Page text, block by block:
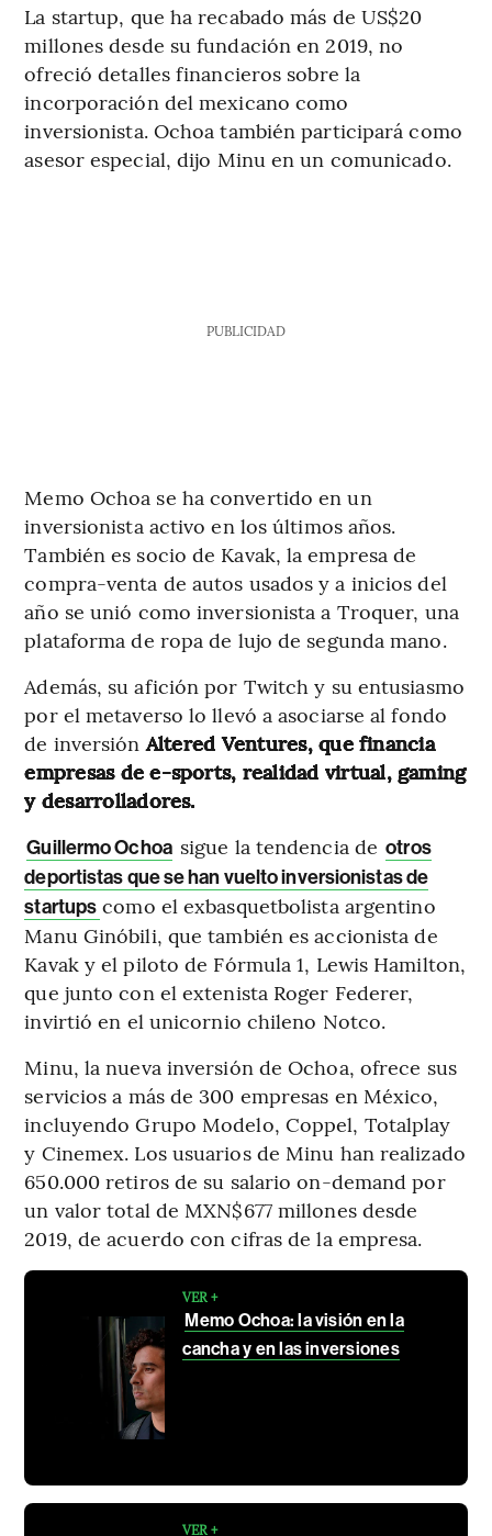
La startup, que ha recabado más de US$20
millones desde su fundación en 2019, no
ofreció detalles financieros sobre la
incorporación del mexicano como
inversionista. Ochoa también participará como
asesor especial, dijo Minu en un comunicado.
PUBLICIDAD
Memo Ochoa se ha convertido en un
inversionista activo en los últimos años.
También es socio de Kavak, la empresa de
compra-venta de autos usados y a inicios del
año se unió como inversionista a Troquer, una
plataforma de ropa de lujo de segunda mano.
Además, su afición por Twitch y su entusiasmo
por el metaverso lo llevó a asociarse al fondo
de inversiónAltered Ventures, que financia
empresas de e-sports, realidad virtual, gaming
y desarrolladores.
Guillermo Ochoa sigue la tendencia de otros
deportistas que se han vuelto inversionistas de
startups como el exbasquetbolista argentino
Manu Ginóbili, que también es accionista de
Kavak y el piloto de Fórmula 1, Lewis Hamilton,
que junto con el extenista Roger Federer,
invirtió en el unicornio chileno Notco.
Minu, la nueva inversión de Ochoa, ofrece sus
servicios a más de 300 empresas en México,
incluyendo Grupo Modelo, Coppel, Totalplay
y Cinemex. Los usuarios de Minu han realizado
650.000 retiros de su salario on-demand por
un valor total de MXN$677 millones desde
2019, de acuerdo con cifras de la empresa.
VER +
Memo Ochoa: la visión en la
cancha y en las inversiones
VER +